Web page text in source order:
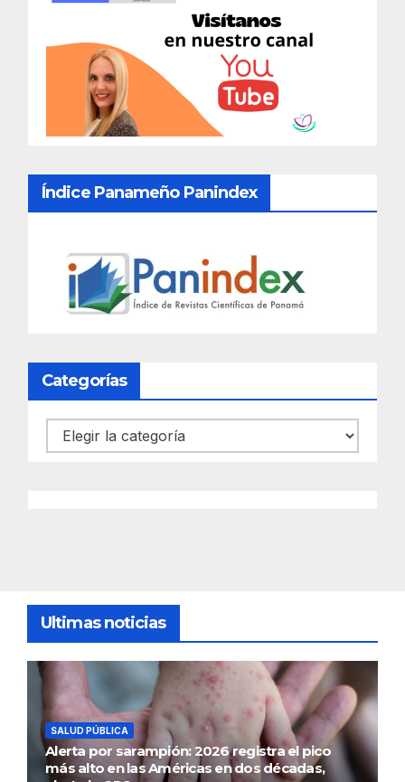
Índice Panameño Panindex
Categorías
Categorías
Ultimas noticias
SALUD PÚBLICA
Alerta por sarampión: 2026 registra el pico
más alto en las Américas en dos décadas,